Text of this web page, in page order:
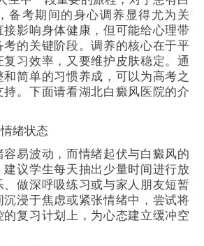
备考期间的身心调养显得尤为关
影响身体健康，但可能给心理带
的关键阶段。调养的核心在于平
习效率，又要维护皮肤稳定。通
简单的习惯养成，可以为高考之
持。下面请看湖北白癜风医院的介
绪状态
易波动，而情绪起伏与白癜风的
建议学生每天抽出少量时间进行放
做深呼吸练习或与家人朋友短暂
浸于焦虑或紧张情绪中，尝试将
复习计划上，为心态建立缓冲空